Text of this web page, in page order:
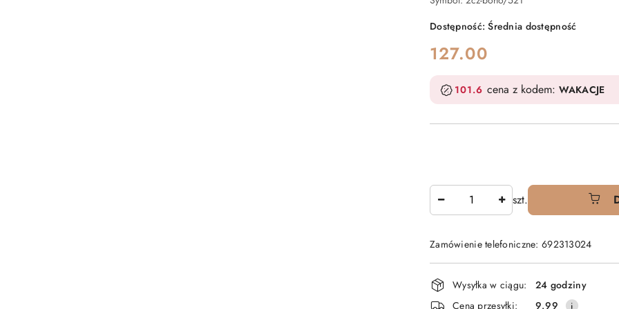
Dostępność:Średnia dostępność
cena:
127.00
101.6 cena z kodem: WAKACJE
szt.
Zamówienie telefoniczne: 692313024
Dostępność
i
Wysyłka w ciągu:
24 godziny
Cena przesyłki:
9.99